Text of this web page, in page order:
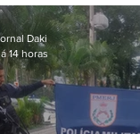
Daki
14 horas